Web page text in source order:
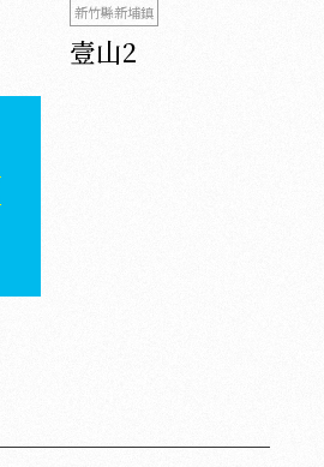
新竹縣新埔鎮
壹山2